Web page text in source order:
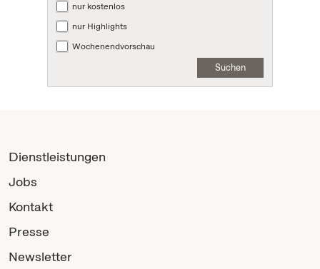
nur kostenlos
nur Highlights
Wochenendvorschau
Suchen
Dienstleistungen
Jobs
Kontakt
Presse
Newsletter